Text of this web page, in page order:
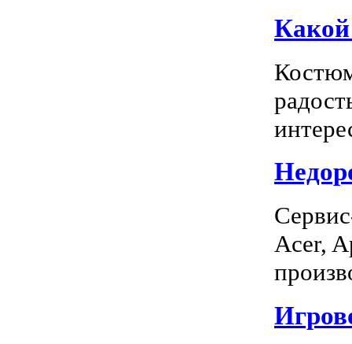
Acer,